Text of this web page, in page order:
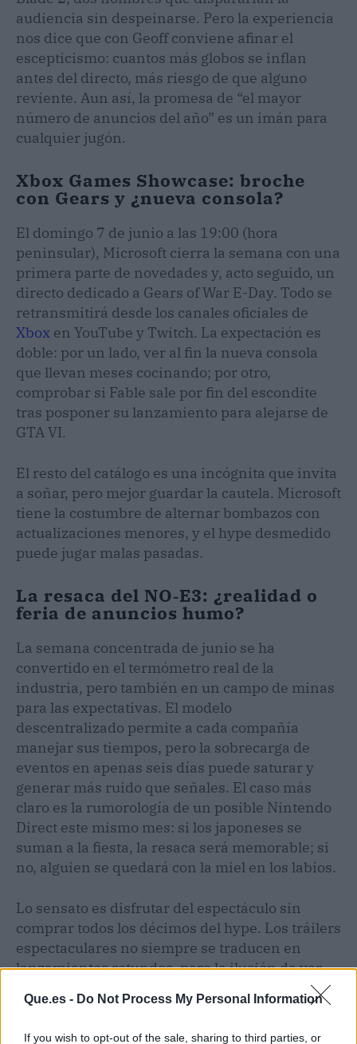
Que.es - Do Not Process My Personal Information
If you wish to opt-out of the sale, sharing to third parties, or
audiencia sin despeinarse. Pero la experiencia
nos dice que con Geoff conviene afinar el
escepticismo: cuantos más globos se inflan
antes del directo, más riesgo de que alguno
reviente. Aun así, la promesa de “el mayor
número de anuncios del año” es un imán para
cualquier jugón.
Xbox Games Showcase: broche
con Gears y ¿nueva consola?
El domingo 7 de junio a las 19:00 (hora
peninsular), Microsoft cierra la semana con una
primera parte de novedades y, acto seguido, un
directo dedicado a Gears of War E-Day. Todo se
retransmitirá desde los canales oficiales de
Xbox en YouTube y Twitch. La expectación es
doble: por un lado, ver al fin la nueva consola
que llevan meses cocinando; por otro,
comprobar si Fable sale por fin del escondite
tras posponer su lanzamiento para alejarse de
GTA VI.
El resto del catálogo es una incógnita que invita
a soñar, pero mejor guardar la cautela. Microsoft
tiene la costumbre de alternar bombazos con
actualizaciones menores, y el hype desmedido
puede jugar malas pasadas.
La resaca del NO‑E3: ¿realidad o
feria de anuncios humo?
La semana concentrada de junio se ha
convertido en el termómetro real de la
industria, pero también en un campo de minas
para las expectativas. El modelo
descentralizado permite a cada compañía
manejar sus tiempos, pero la sobrecarga de
eventos en apenas seis días puede saturar y
generar más ruido que señales. El caso más
claro es la rumorología de un posible Nintendo
Direct este mismo mes: si los japoneses se
suman a la fiesta, la resaca será memorable; si
no, alguien se quedará con la miel en los labios.
Lo sensato es disfrutar del espectáculo sin
comprar todos los décimos del hype. Los tráilers
espectaculares no siempre se traducen en
lanzamientos rotundos, pero la ilusión de ver
las cartas sobre la mesa es insuperable. Que
empiece el juego.